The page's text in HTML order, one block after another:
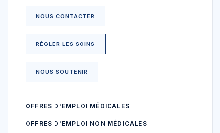
NOUS CONTACTER
RÉGLER LES SOINS
NOUS SOUTENIR
OFFRES D'EMPLOI MÉDICALES
OFFRES D'EMPLOI NON MÉDICALES